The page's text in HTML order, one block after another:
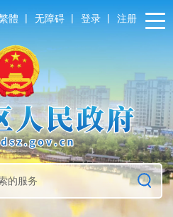
體 | 无障碍 | 登录 | 注册